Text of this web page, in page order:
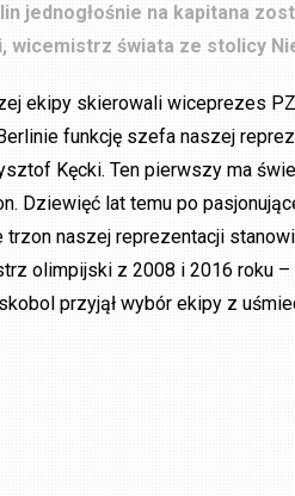
jednogłośnie na kapitana
wicemistrz świata ze stolicy
ekipy skierowali wiceprezes
funkcję szefa naszej
Kęcki. Ten pierwszy ma
Dziewięć lat temu po
naszej reprezentacji
olimpijski z 2008 i 2016 roku –
przyjął wybór ekipy z